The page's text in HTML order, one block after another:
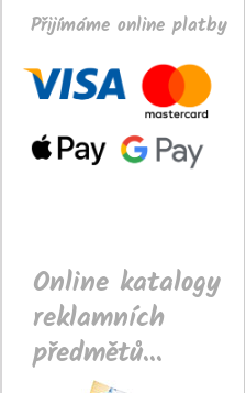
Přijímáme online platby
Online katalogy
reklamních
předmětů...